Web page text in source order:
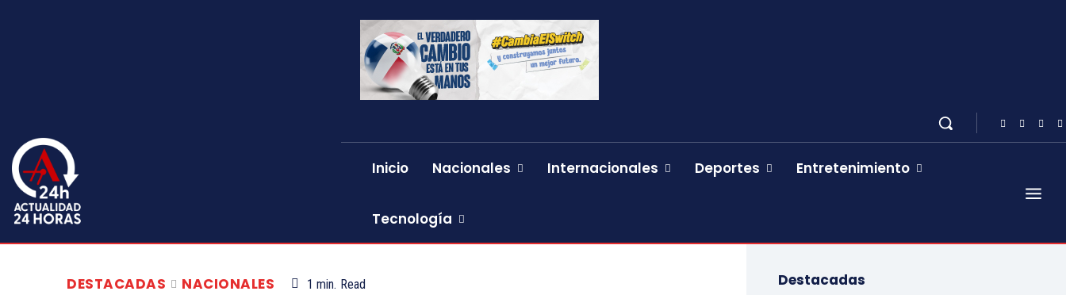
Inicio Nacionales Internacionales Deportes Entretenimiento
Tecnología
DESTACADAS NACIONALES 1 min. Read Destacadas